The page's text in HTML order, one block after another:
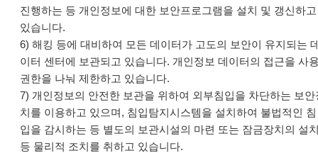
진행하는 등 개인정보에 대한 보안프로그램을 설치 및 갱신하고
있습니다.
6) 해킹 등에 대비하여 모든 데이터가 고도의 보안이 유지되는
이터 센터에 보관되고 있습니다. 개인정보 데이터의 접근을 사
권한을 나눠 제한하고 있습니다.
7) 개인정보의 안전한 보관을 위하여 외부침입을 차단하는 보안
치를 이용하고 있으며, 침입탐지시스템을 설치하여 불법적인 침
입을 감시하는 등 별도의 보관시설의 마련 또는 잠금장치의 설
등 물리적 조치를 취하고 있습니다.